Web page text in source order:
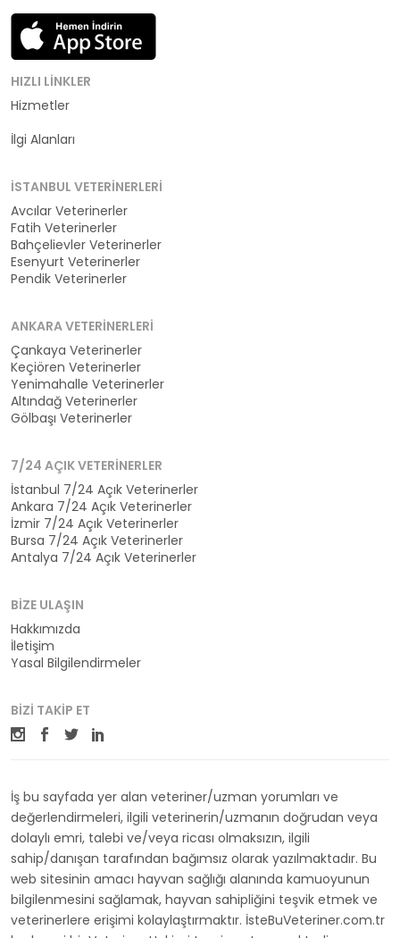
HIZLI LINKLER
Hizmetler
İlgi Alanları
İSTANBUL VETERINERLERI
Avcılar Veterinerler
Fatih Veterinerler
Bahçelievler Veterinerler
Esenyurt Veterinerler
Pendik Veterinerler
ANKARA VETERINERLERI
Çankaya Veterinerler
Keçiören Veterinerler
Yenimahalle Veterinerler
Altındağ Veterinerler
Gölbaşı Veterinerler
7/24 AÇIK VETERINERLER
İstanbul 7/24 Açık Veterinerler
Ankara 7/24 Açık Veterinerler
İzmir 7/24 Açık Veterinerler
Bursa 7/24 Açık Veterinerler
Antalya 7/24 Açık Veterinerler
BIZE ULAŞIN
Hakkımızda
İletişim
Yasal Bilgilendirmeler
BIZI TAKIP ET
İş bu sayfada yer alan veteriner/uzman yorumları ve
değerlendirmeleri, ilgili veterinerin/uzmanın doğrudan veya
dolaylı emri, talebi ve/veya ricası olmaksızın, ilgili
sahip/danışan tarafından bağımsız olarak yazılmaktadır. Bu
web sitesinin amacı hayvan sağlığı alanında kamuoyunun
bilgilenmesini sağlamak, hayvan sahipliğini teşvik etmek ve
veterinerlere erişimi kolaylaştırmaktır. İsteBuVeteriner.com.tr